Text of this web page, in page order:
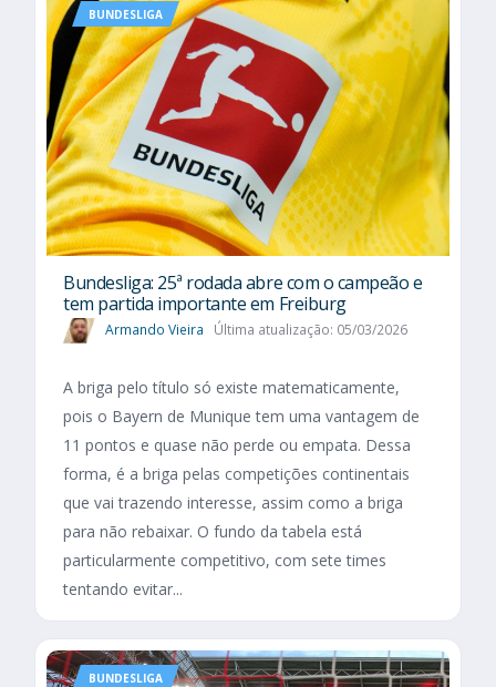
BUNDESLIGA
Bundesliga: 25ª rodada abre com o campeão e
tem partida importante em Freiburg
Armando Vieira Última atualização: 05/03/2026
A briga pelo título só existe matematicamente,
pois o Bayern de Munique tem uma vantagem de
11 pontos e quase não perde ou empata. Dessa
forma, é a briga pelas competições continentais
que vai trazendo interesse, assim como a briga
para não rebaixar. O fundo da tabela está
particularmente competitivo, com sete times
tentando evitar...
BUNDESLIGA